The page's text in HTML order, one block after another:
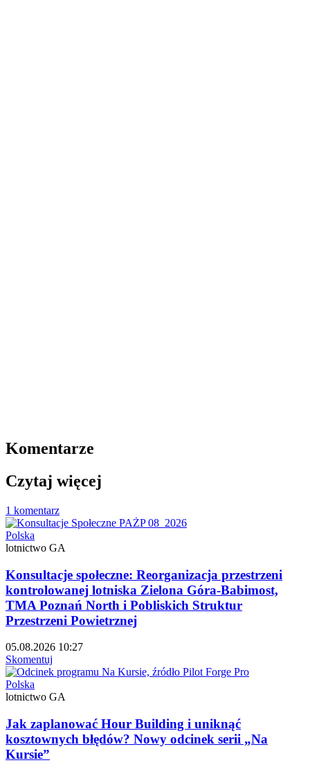
Komentarze
Czytaj więcej
1 komentarz
Polska
lotnictwo GA
Konsultacje społeczne: Reorganizacja przestrzeni
kontrolowanej lotniska Zielona Góra-Babimost,
TMA Poznań North i Pobliskich Struktur
Przestrzeni Powietrznej
05.08.2026 10:27
Skomentuj
Polska
lotnictwo GA
Jak zaplanować Hour Building i uniknąć
kosztownych błędów? Nowy odcinek serii „Na
Kursie”